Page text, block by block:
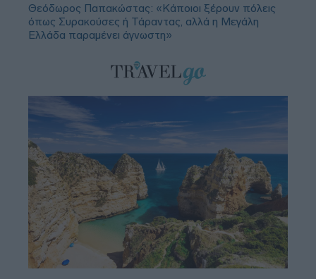
Θεόδωρος Παπακώστας: «Κάποιοι ξέρουν πόλεις
όπως Συρακούσες ή Τάραντας, αλλά η Μεγάλη
Ελλάδα παραμένει άγνωστη»